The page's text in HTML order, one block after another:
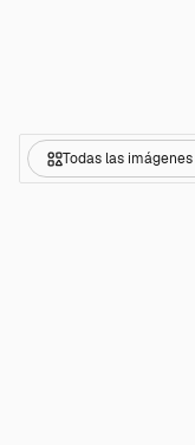
Todas las imágenes